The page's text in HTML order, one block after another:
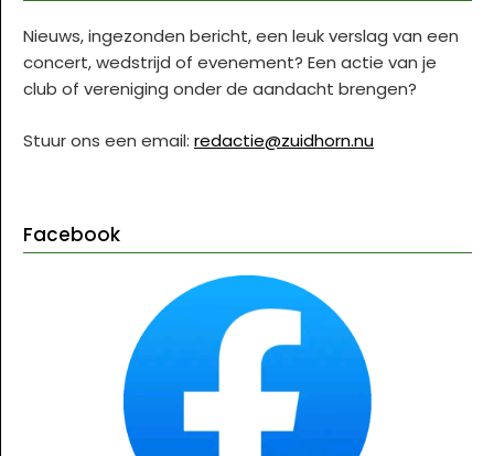
Nieuws, ingezonden bericht, een leuk verslag van een
concert, wedstrijd of evenement? Een actie van je
club of vereniging onder de aandacht brengen?
Stuur ons een email: redactie@zuidhorn.nu
Facebook